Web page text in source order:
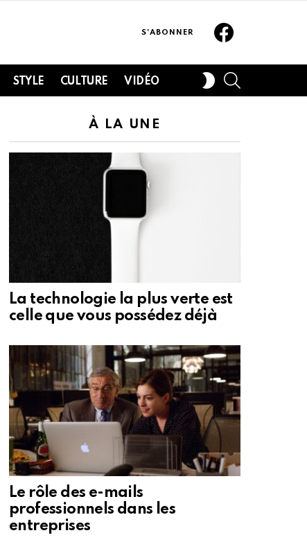
S'ABONNER
STYLE CULTURE VIDÉO
SWITCH
SKIN
À LA UNE
La technologie la plus verte est
celle que vous possédez déjà
Le rôle des e-mails
professionnels dans les
entreprises